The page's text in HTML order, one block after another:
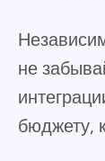
не
бюджету,